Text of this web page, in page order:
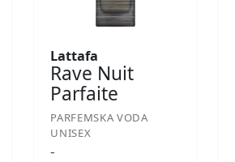
Lattafa
Rave Nuit
Parfaite
PARFEMSKA VODA
UNISEX
-